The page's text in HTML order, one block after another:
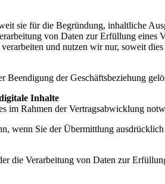
sie für die Begründung, inhaltliche
von Daten zur Erfüllung eines
und nutzen wir nur, soweit
der Geschäftsbeziehung
Inhalte
im Rahmen der Vertragsabwicklung
wenn Sie der Übermittlung
Verarbeitung von Daten zur